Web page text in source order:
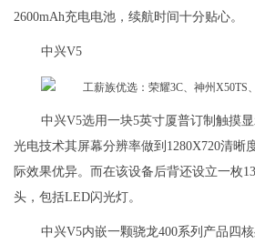
2600mAh充电电池，续航时间十分贴心。
中兴V5
中兴V5选用一块5英寸厦普订制触摸
光电技术其屏幕分辨率做到1280X720清晰
际效果优异。而在该设备后背还设立一枚
头，包括LED闪光灯。
中兴V5内嵌一颗骁龙400系列产品四